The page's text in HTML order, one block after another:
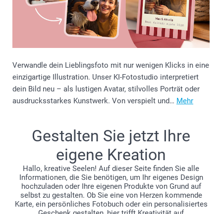
Verwandle dein Lieblingsfoto mit nur wenigen Klicks in eine
einzigartige Illustration. Unser KI-Fotostudio interpretiert
dein Bild neu – als lustigen Avatar, stilvolles Porträt oder
ausdrucksstarkes Kunstwerk. Von verspielt und… Mehr
Gestalten Sie jetzt Ihre
eigene Kreation
Hallo, kreative Seelen! Auf dieser Seite finden Sie alle
Informationen, die Sie benötigen, um Ihr eigenes Design
hochzuladen oder Ihre eigenen Produkte von Grund auf
selbst zu gestalten. Ob Sie eine von Herzen kommende
Karte, ein persönliches Fotobuch oder ein personalisiertes